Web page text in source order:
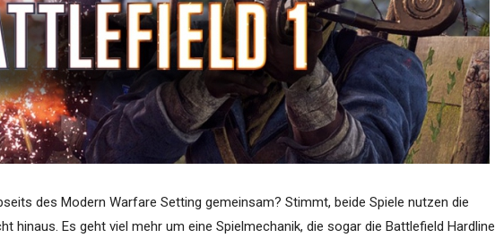
des Modern Warfare Setting gemeinsam? Stimmt, beide Spiele nutzen die
hinaus. Es geht viel mehr um eine Spielmechanik, die sogar die Battlefield Hardline